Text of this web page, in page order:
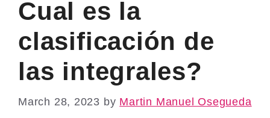
Cual es la
clasificación de
las integrales?
March 28, 2023 by Martin Manuel Osegueda